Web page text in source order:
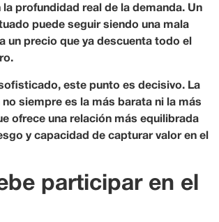
profundidad real de la demanda. Un
puede seguir siendo una mala
un precio que ya descuenta todo el
este punto es decisivo. La
siempre es la más barata ni la más
ofrece una relación más equilibrada
y capacidad de capturar valor en el
participar en el